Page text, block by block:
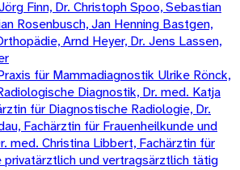
Finn, Dr. Christoph Spoo, Sebastian
Rosenbusch, Jan Henning Bastgen,
Arnd Heyer, Dr. Jens Lassen,
für Mammadiagnostik Ulrike Rönck,
Diagnostik, Dr. med. Katja
für Diagnostische Radiologie, Dr.
Fachärztin für Frauenheilkunde und
med. Christina Libbert, Fachärztin für
privatärztlich und vertragsärztlich tätig